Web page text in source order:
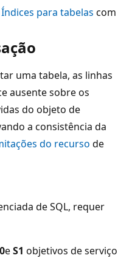
Índices para tabelas com
uma tabela, as linhas
ausente sobre os
do objeto de
a consistência da
do recurso de
de SQL, requer
eS1 objetivos de serviço